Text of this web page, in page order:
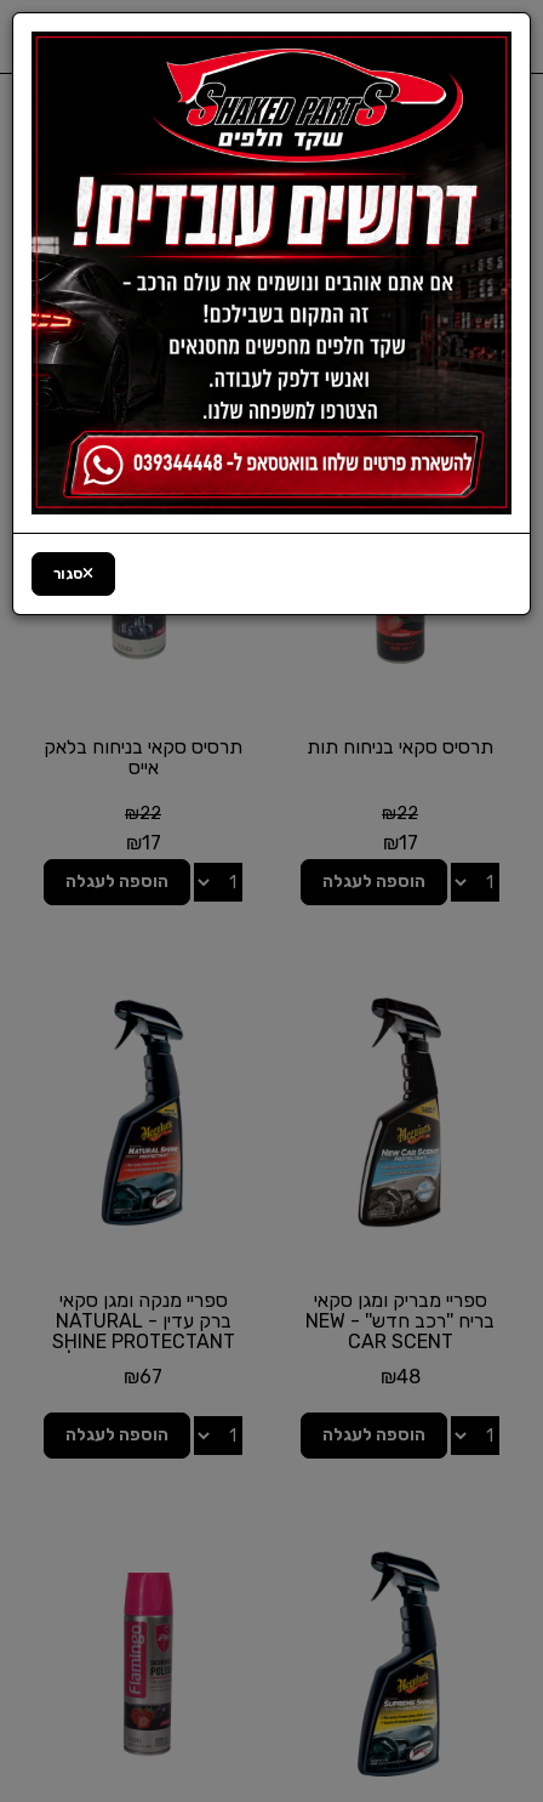
ציוד, אביזרים ומוצרים לרכב תרסיסים לרכב
תרסיסי סקאי
‹
«
1
(current)
»
›
מגוון תרסיסי סקאי מכל הסוגים, המותגים והחברות. תוכלו למצוא אצלנו בשקד
חלפים כל תרסיס שתצטרכו לכל מטרה!
סינון ומיון ›
תרסיס סקאי בניחוח תות
₪22
₪17
הוספה לעגלה
תרסיס סקאי בניחוח בלאק
אייס
₪22
₪17
הוספה לעגלה
ספריי מבריק ומגן סקאי
בריח ''רכב חדש'' - NEW
CAR SCENT
MEGUIAR'S...
₪48
הוספה לעגלה
ספריי מנקה ומגן סקאי
ברק עדין - NATURAL
SHINE PROTECTANT
תכולה...
₪67
הוספה לעגלה
סגור